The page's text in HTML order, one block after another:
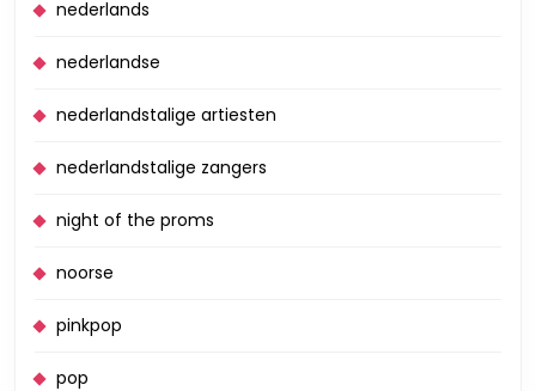
nederlands
nederlandse
nederlandstalige artiesten
nederlandstalige zangers
night of the proms
noorse
pinkpop
pop